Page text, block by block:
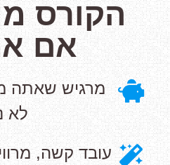
הקורס
אם
מרגיש שאתה
לא
עובד קשה,